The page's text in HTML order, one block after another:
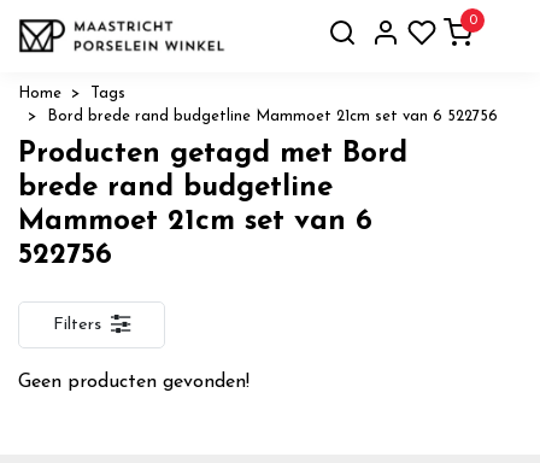
0
Home
Tags
Bord brede rand budgetline Mammoet 21cm set van 6 522756
Producten getagd met Bord
brede rand budgetline
Mammoet 21cm set van 6
522756
Filters
Geen producten gevonden!